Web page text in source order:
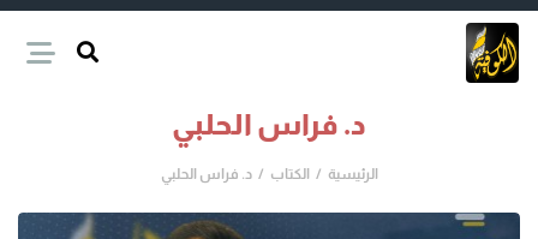
د. فراس الحلبي
الرئيسية الكتاب د. فراس الحلبي